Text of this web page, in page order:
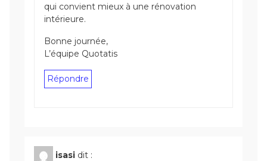
qui convient mieux à une rénovation
intérieure.
Bonne journée,
L’équipe Quotatis
Répondre
isasi dit :